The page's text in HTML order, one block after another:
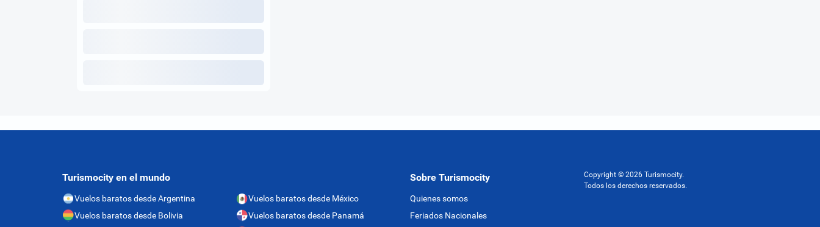
Turismocity en el mundo
Vuelos baratos desde Argentina
Vuelos baratos desde Bolivia
Vuelos baratos desde México
Vuelos baratos desde Panamá
Sobre Turismocity
Quienes somos
Feriados Nacionales
Copyright © 2026 Turismocity.
Todos los derechos reservados.